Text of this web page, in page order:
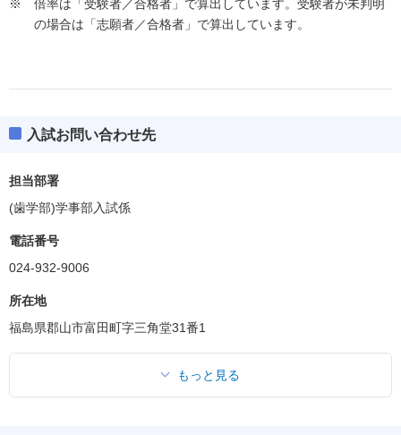
倍率は「受験者／合格者」で算出しています。受験者が未判明
の場合は「志願者／合格者」で算出しています。
入試お問い合わせ先
担当部署
(歯学部)学事部入試係
電話番号
024-932-9006
所在地
福島県郡山市富田町字三角堂31番1
もっと見る